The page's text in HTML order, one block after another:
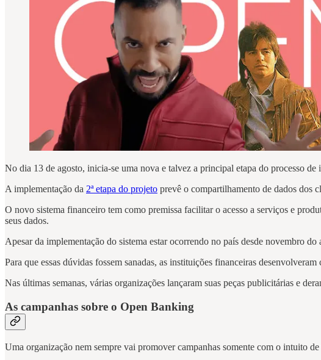
No dia 13 de agosto, inicia-se uma nova e talvez a principal etapa do processo de
A implementação da 2ª etapa do projeto prevê o compartilhamento de dados dos
O novo sistema financeiro tem como premissa facilitar o acesso a serviços e
seus dados.
Apesar da implementação do sistema estar ocorrendo no país desde novembro
Para que essas dúvidas fossem sanadas, as instituições financeiras
Nas últimas semanas, várias organizações lançaram suas peças publicitárias e
As campanhas sobre o Open Banking
Uma organização nem sempre vai promover campanhas somente com o intuito